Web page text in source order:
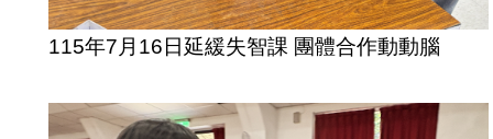
115年7月16日延緩失智課 團體合作動動腦